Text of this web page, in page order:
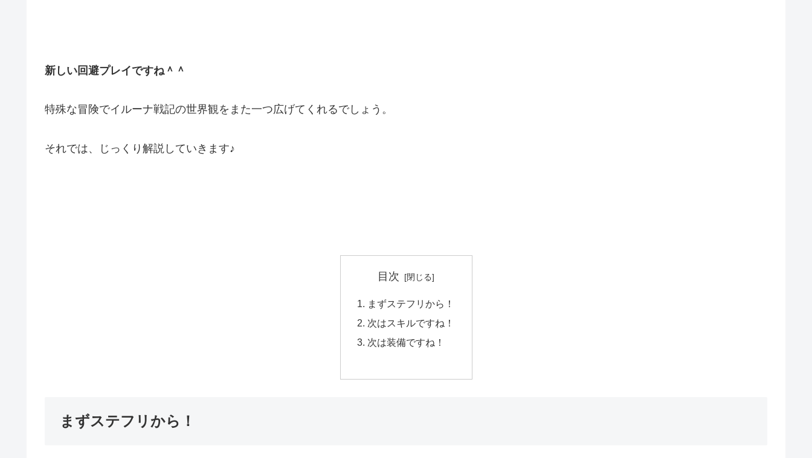
新しい回避プレイですね＾＾
特殊な冒険でイルーナ戦記の世界観をまた一つ広げてくれるでしょう。
それでは、じっくり解説していきます♪
目次
まずステフリから！
次はスキルですね！
次は装備ですね！
まずステフリから！